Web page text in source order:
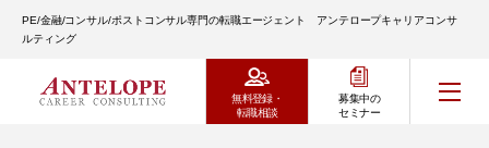
PE/金融/コンサル/ポストコンサル専門の転職エージェント アンテロープキャリアコンサ
ルティング
無料登録・
転職相談
募集中の
セミナー